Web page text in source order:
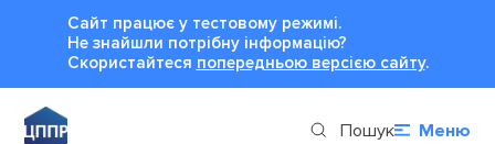
Сайт працює у тестовому режимі.
Не знайшли потрібну інформацію?
Cкористайтеся попередньою версією сайту.
Пошук Меню